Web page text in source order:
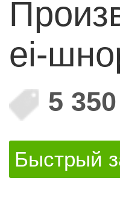
ei-
5 350
Быстрый